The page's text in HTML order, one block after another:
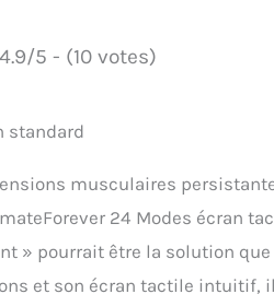
4.9/5 - (10 votes)
musculaires
24 Modes écran
» pourrait être la solution
et son écran tactile intuitif,